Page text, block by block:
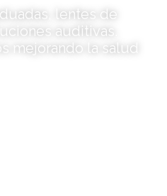
lentes de
auditivas.
mejorando la salud